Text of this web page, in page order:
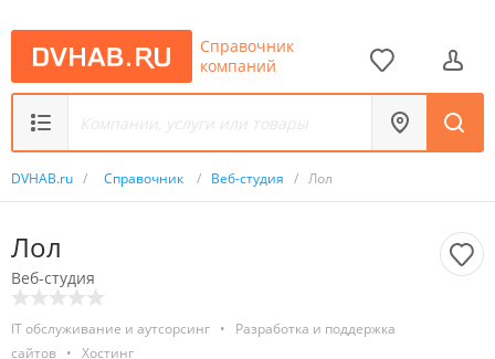
Справочник
компаний
DVHAB.ru / Справочник / Веб-студия / Лол
Лол
Веб-студия
IT обслуживание и аутсорсинг •
Разработка и поддержка
сайтов • Хостинг